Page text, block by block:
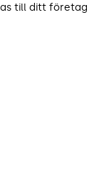
till ditt företag